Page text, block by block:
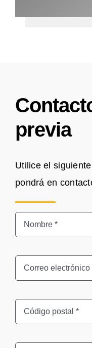
previa
Utilice el
pondrá en